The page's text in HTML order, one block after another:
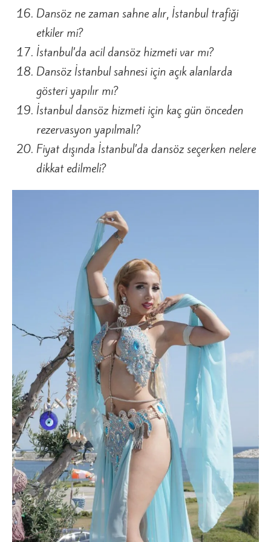
Dansöz ne zaman sahne alır, İstanbul trafiği
etkiler mi?
İstanbul’da acil dansöz hizmeti var mı?
Dansöz İstanbul sahnesi için açık alanlarda
gösteri yapılır mı?
İstanbul dansöz hizmeti için kaç gün önceden
rezervasyon yapılmalı?
Fiyat dışında İstanbul’da dansöz seçerken nelere
dikkat edilmeli?